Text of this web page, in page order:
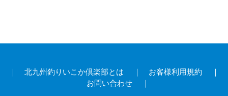
｜ 北九州釣りいこか倶楽部とは ｜ お客様利用規約
｜
お問い合わせ
｜